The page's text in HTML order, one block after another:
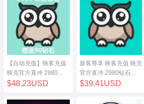
【自动充值】映客充值
映克官方直冲 2980钻
石 298元 inke钻石
$48.23USD
新客尊享 映客充值 映克
官方直冲 2980钻石
298元 inke钻石
$39.41USD